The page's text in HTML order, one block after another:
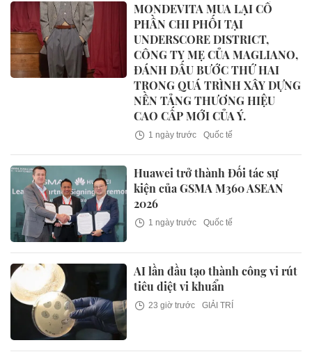
MONDEVITA MUA LẠI CỔ
PHẦN CHI PHỐI TẠI
UNDERSCORE DISTRICT,
CÔNG TY MẸ CỦA MAGLIANO,
ĐÁNH DẤU BƯỚC THỨ HAI
TRONG QUÁ TRÌNH XÂY DỰNG
NỀN TẢNG THƯƠNG HIỆU
CAO CẤP MỚI CỦA Ý.
1 ngày trước Quốc tế
Huawei trở thành Đối tác sự
kiện của GSMA M360 ASEAN
2026
1 ngày trước Quốc tế
AI lần đầu tạo thành công vi rút
tiêu diệt vi khuẩn
23 giờ trước GIẢI TRÍ